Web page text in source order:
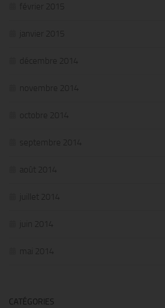
février 2015
janvier 2015
décembre 2014
novembre 2014
octobre 2014
septembre 2014
août 2014
juillet 2014
juin 2014
mai 2014
CATÉGORIES